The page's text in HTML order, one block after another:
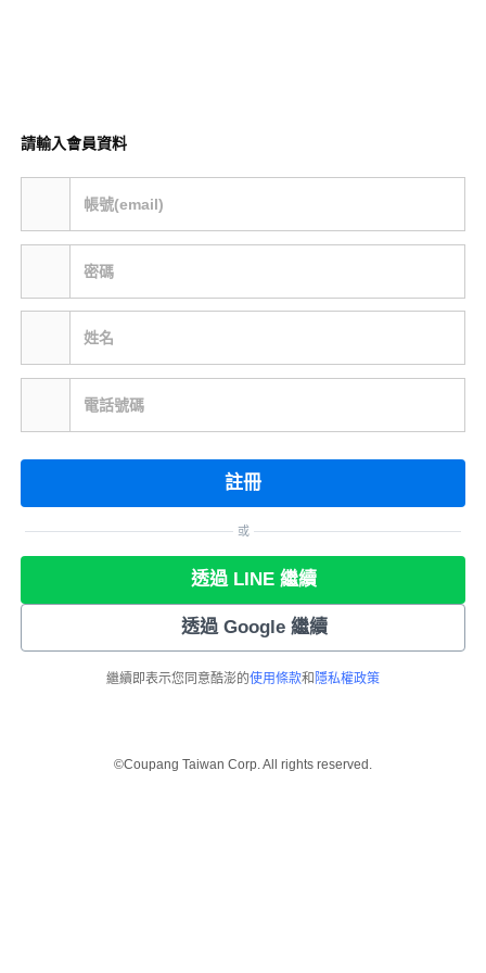
請輸入會員資料
帳號(email)
密碼
姓名
電話號碼
註冊
或
透過 LINE 繼續
透過 Google 繼續
繼續即表示您同意酷澎的使用條款和 隱私權政策
©Coupang Taiwan Corp. All rights reserved.